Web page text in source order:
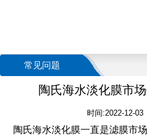
常见问题
陶氏海水淡化膜市
时间:2022-12-
陶氏海水淡化膜一直是滤膜市